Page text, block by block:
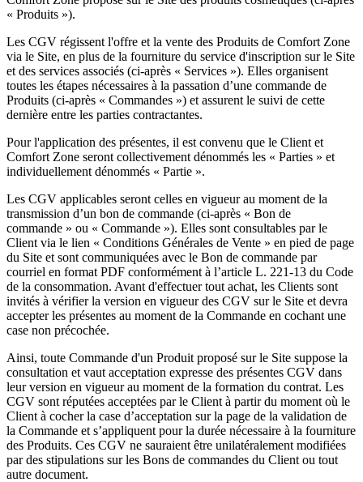
« Produits »).
Les CGV régissent l'offre et la vente des Produits de Comfort Zone
via le Site, en plus de la fourniture du service d'inscription sur le Site
et des services associés (ci-après « Services »). Elles organisent
toutes les étapes nécessaires à la passation d’une commande de
Produits (ci-après « Commandes ») et assurent le suivi de cette
dernière entre les parties contractantes.
Pour l'application des présentes, il est convenu que le Client et
Comfort Zone seront collectivement dénommés les « Parties » et
individuellement dénommés « Partie ».
Les CGV applicables seront celles en vigueur au moment de la
transmission d’un bon de commande (ci-après « Bon de
commande » ou « Commande »). Elles sont consultables par le
Client via le lien « Conditions Générales de Vente » en pied de page
du Site et sont communiquées avec le Bon de commande par
courriel en format PDF conformément à l’article L. 221-13 du Code
de la consommation. Avant d'effectuer tout achat, les Clients sont
invités à vérifier la version en vigueur des CGV sur le Site et devra
accepter les présentes au moment de la Commande en cochant une
case non précochée.
Ainsi, toute Commande d'un Produit proposé sur le Site suppose la
consultation et vaut acceptation expresse des présentes CGV dans
leur version en vigueur au moment de la formation du contrat. Les
CGV sont réputées acceptées par le Client à partir du moment où le
Client à cocher la case d’acceptation sur la page de la validation de
la Commande et s’appliquent pour la durée nécessaire à la fourniture
des Produits. Ces CGV ne sauraient être unilatéralement modifiées
par des stipulations sur les Bons de commandes du Client ou tout
autre document.